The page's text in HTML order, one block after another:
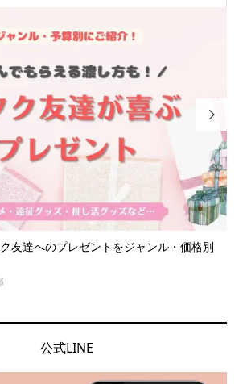
【祭壇とは？】オタク必見！推しの祭壇の作り

公式LINE